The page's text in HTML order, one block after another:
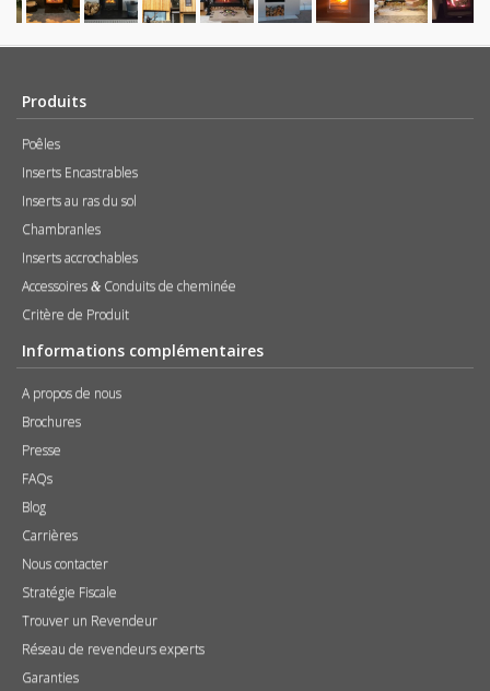
Produits
Poêles
Inserts Encastrables
Inserts au ras du sol
Chambranles
Inserts accrochables
Accessoires & Conduits de cheminée
Critère de Produit
Informations complémentaires
A propos de nous
Brochures
Presse
FAQs
Blog
Carrières
Nous contacter
Stratégie Fiscale
Trouver un Revendeur
Réseau de revendeurs experts
Garanties